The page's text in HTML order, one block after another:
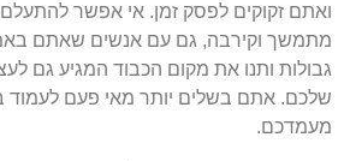
ואתם זקוקים לפסק זמן. אי אפשר
מתמשך וקירבה, גם עם אנשים שאתם
גבולות ותנו את מקום הכבוד המגיע גם
שלכם. אתם בשלים יותר מאי פעם
מעמדכם.